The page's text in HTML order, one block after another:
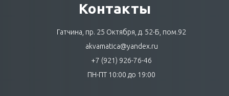
Контакты
Гатчина, пр. 25 Октября, д. 52-Б, пом.92
akvamatica@yandex.ru
+7 (921) 926-76-46
ПН-ПТ 10:00 до 19:00